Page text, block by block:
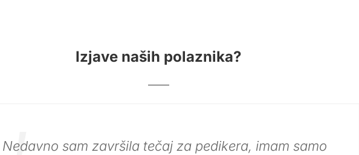
Izjave naših polaznika?
Šta reći o ljudima koji ti otvore oči i promjene stav o